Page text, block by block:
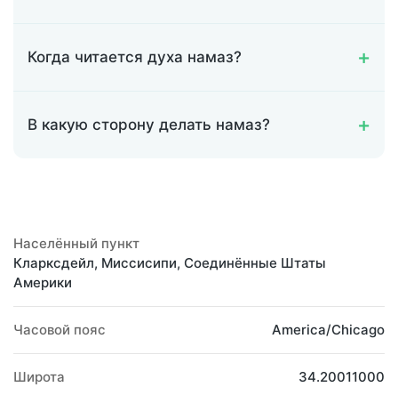
Когда читается духа намаз?
В какую сторону делать намаз?
Населённый пункт
Кларксдейл, Миссисипи, Соединённые Штаты
Америки
Часовой пояс America/Chicago
Широта 34.20011000